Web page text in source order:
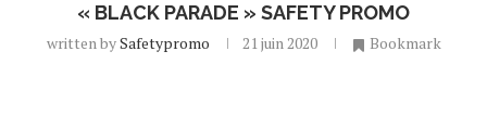
« BLACK PARADE » SAFETY PROMO
written bySafetypromo 21 juin 2020 Bookmark